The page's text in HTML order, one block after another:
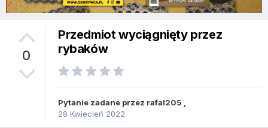
0
Przedmiot wyciągnięty przez
rybaków
Pytanie zadane przez rafal205
28 Kwiecień 2022